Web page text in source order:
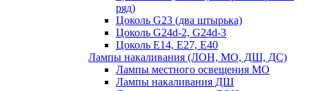
ряд)
Цоколь G23 (два штырька)
Цоколь G24d-2, G24d-3
Цоколь Е14, Е27, Е40
Лампы накаливания (ЛОН, МО, ДШ, ДС)
Лампы местного освещения МО
Лампы накаливания ДШ